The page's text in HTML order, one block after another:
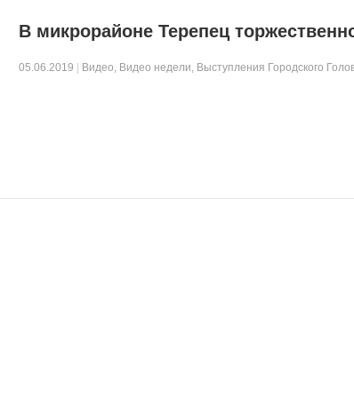
В микрорайоне Терепец
05.06.2019 Видео, Видео недели, Выступления Городского